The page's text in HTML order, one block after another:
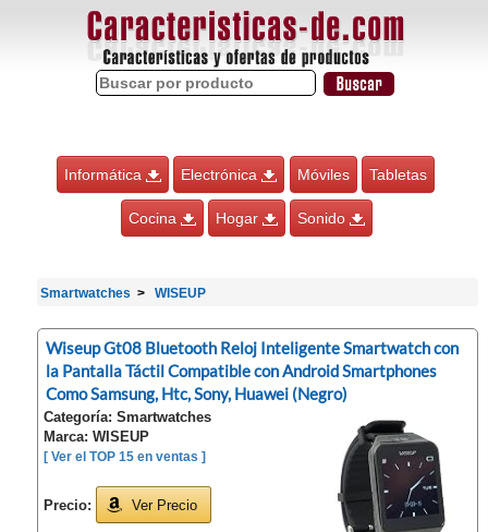
Informática Electrónica Móviles Tabletas
Cocina Hogar Sonido
Smartwatches WISEUP
Wiseup Gt08 Bluetooth Reloj Inteligente Smartwatch con
la Pantalla Táctil Compatible con Android Smartphones
Como Samsung, Htc, Sony, Huawei (Negro)
Categoría: Smartwatches
Marca: WISEUP
[ Ver el TOP 15 en ventas ]
Precio: Ver Precio